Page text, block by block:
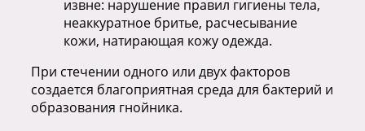
извне: нарушение правил гигиены тела,
неаккуратное бритье, расчесывание
кожи, натирающая кожу одежда.
При стечении одного или двух факторов
создается благоприятная среда для бактерий и
образования гнойника.